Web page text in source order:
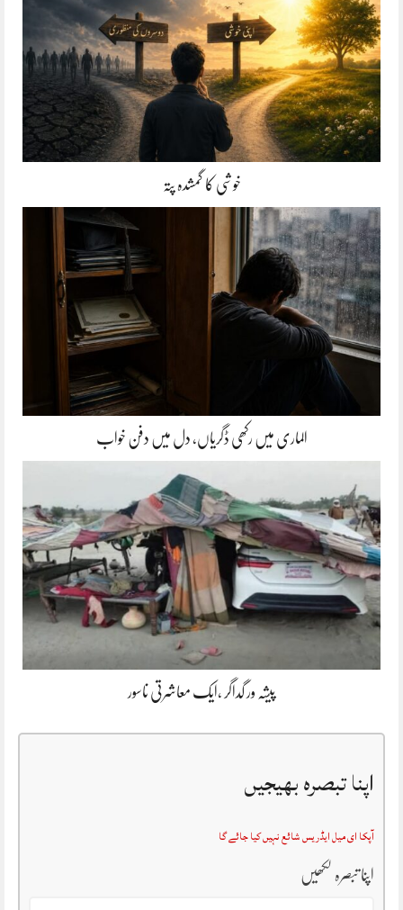
خوشی کا گمشدہ پتہ
الماری میں رکھی ڈگریاں، دل میں دفن خواب
پیشہ ور گداگر ،ایک معاشرتی ناسور
اپنا تبصرہ بھیجیں
آپکا ای میل ایڈریس شائع نہیں کیا جائے گا
اپنا تبصرہ لکھیں